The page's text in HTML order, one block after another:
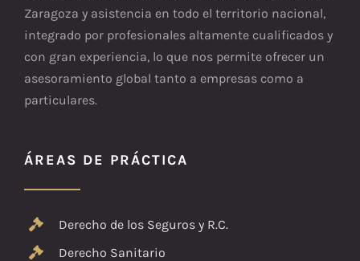
Zaragoza y asistencia en todo el territorio nacional,
integrado por profesionales altamente cualificados y
con gran experiencia, lo que nos permite ofrecer un
asesoramiento global tanto a empresas como a
particulares.
ÁREAS DE PRÁCTICA
Derecho de los Seguros y R.C.
Derecho Sanitario